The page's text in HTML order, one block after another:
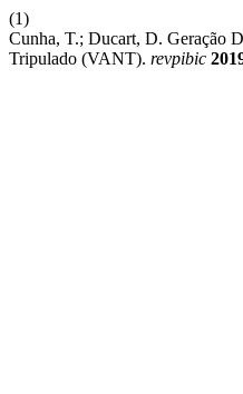
(1)
Cunha, T.; Ducart, D. Geração
Tripulado (VANT). revpibic